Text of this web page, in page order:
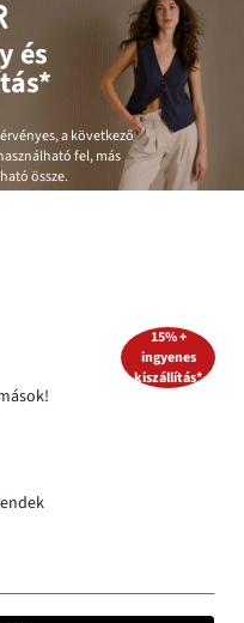
és
a következő
fel, más
össze.
15% +
ingyenes
kiszállítás*